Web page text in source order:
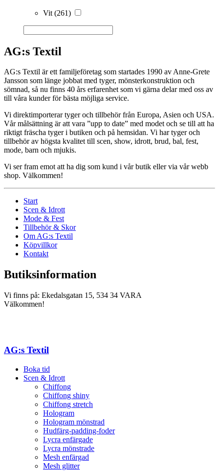
Vit (261)
AG:s Textil
AG:s Textil är ett familjeföretag som startades 1990 av Anne-Grete
Jansson som länge jobbat med tyger, mönsterkonstruktion och
sömnad, så nu finns 40 års erfarenhet som vi gärna delar med oss av
till våra kunder för bästa möjliga service.
Vi direktimporterar tyger och tillbehör från Europa, Asien och USA.
Vår målsättning är att vara ”upp to date” med modet och se till att ha
riktigt fräscha tyger i butiken och på hemsidan. Vi har tyger och
tillbehör av högsta kvalitet till scen, show, idrott, brud, bal, fest,
mode, barn och mjukis.
Vi ser fram emot att ha dig som kund i vår butik eller via vår webb
shop. Välkommen!
Start
Scen & Idrott
Mode & Fest
Tillbehör & Skor
Om AG:s Textil
Köpvillkor
Kontakt
Butiksinformation
Vi finns på: Ekedalsgatan 15, 534 34 VARA
Välkommen!
AG:s Textil
Boka tid
Scen & Idrott
Chiffong
Chiffong shiny
Chiffong stretch
Hologram
Hologram mönstrad
Hudfärg-padding-foder
Lycra enfärgade
Lycra mönstrade
Mesh enfärgad
Mesh glitter